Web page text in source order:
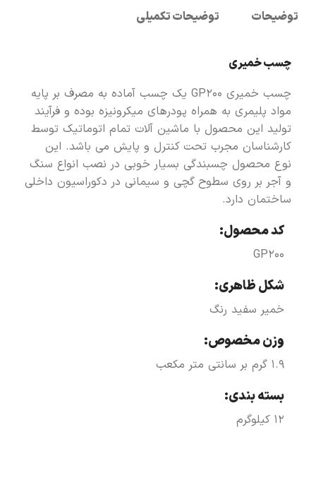
توضیحات توضیحات تکمیلی
چسب خمیری
چسب خمیری GP200 یک چسب آماده به مصرف بر پایه
مواد پلیمری به همراه پودرهای میکرونیزه بوده و فرآیند
تولید این محصول با ماشین آلات تمام اتوماتیک توسط
کارشناسان مجرب تحت کنترل و پایش می باشد. این
نوع محصول چسبندگی بسیار خوبی در نصب انواع سنگ
و آجر بر روی سطوح گچی و سیمانی در دکوراسیون داخلی
ساختمان دارد.
کد محصول:
GP200
شکل ظاهری:
خمیر سفید رنگ
وزن مخصوص:
1.9 گرم بر سانتی متر مکعب
بسته بندی:
12 کیلوگرم